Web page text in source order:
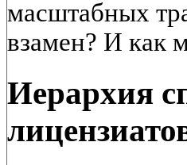
масштабных
взамен? И как
Иерархия